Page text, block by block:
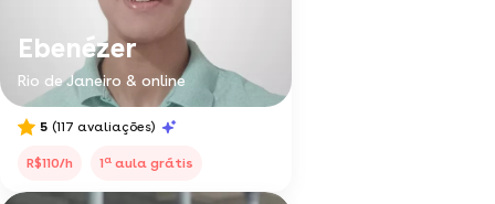
Ebenézer
Rio de Janeiro & online
5 (117 avaliações)
R$110/h 1a aula grátis